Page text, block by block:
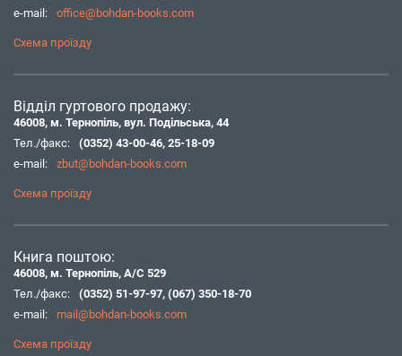
e-mail:
office@bohdan-books.com
Схема проїзду
Відділ гуртового продажу:
46008, м. Тернопіль, вул. Подільська, 44
Тел./факс:
(0352) 43-00-46, 25-18-09
e-mail:
zbut@bohdan-books.com
Схема проїзду
Книга поштою:
46008, м. Тернопіль, А/С 529
Тел./факс:
(0352) 51-97-97, (067) 350-18-70
e-mail:
mail@bohdan-books.com
Схема проїзду